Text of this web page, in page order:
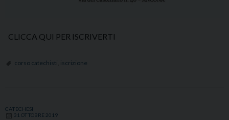
CLICCA QUI PER ISCRIVERTI
corso catechisti iscrizione
CATECHESI
31 OTTOBRE 2019